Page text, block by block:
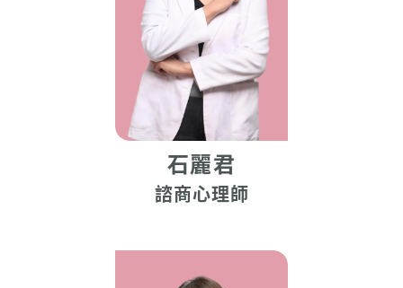
石麗君
諮商心理師